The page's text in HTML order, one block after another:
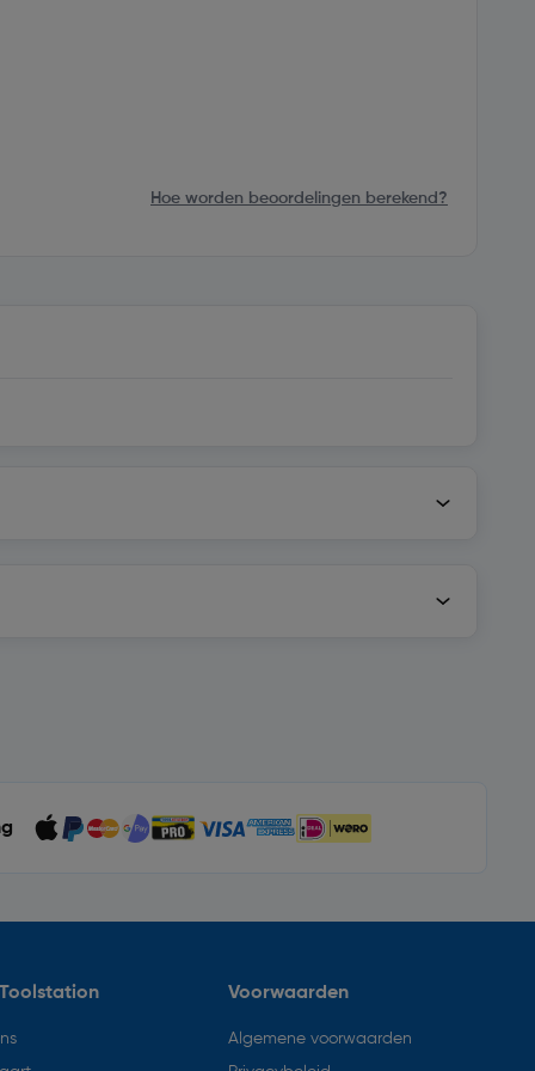
Hoe worden beoordelingen berekend?
Voorwaarden
Algemene voorwaarden